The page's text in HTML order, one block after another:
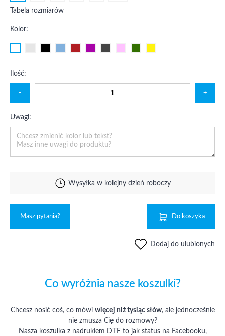
Tabela rozmiarów
Kolor:
Ilość:
- +
Uwagi:
Wysyłka w kolejny dzień roboczy
Masz pytania? Do koszyka
Dodaj do ulubionych
Co wyróżnia nasze koszulki?
Chcesz nosić coś, co mówi więcej niż tysiąc słów, ale jednocześnie
nie zmusza Cię do rozmowy?
Nasza koszulka z nadrukiem DTF to jak status na Facebooku,